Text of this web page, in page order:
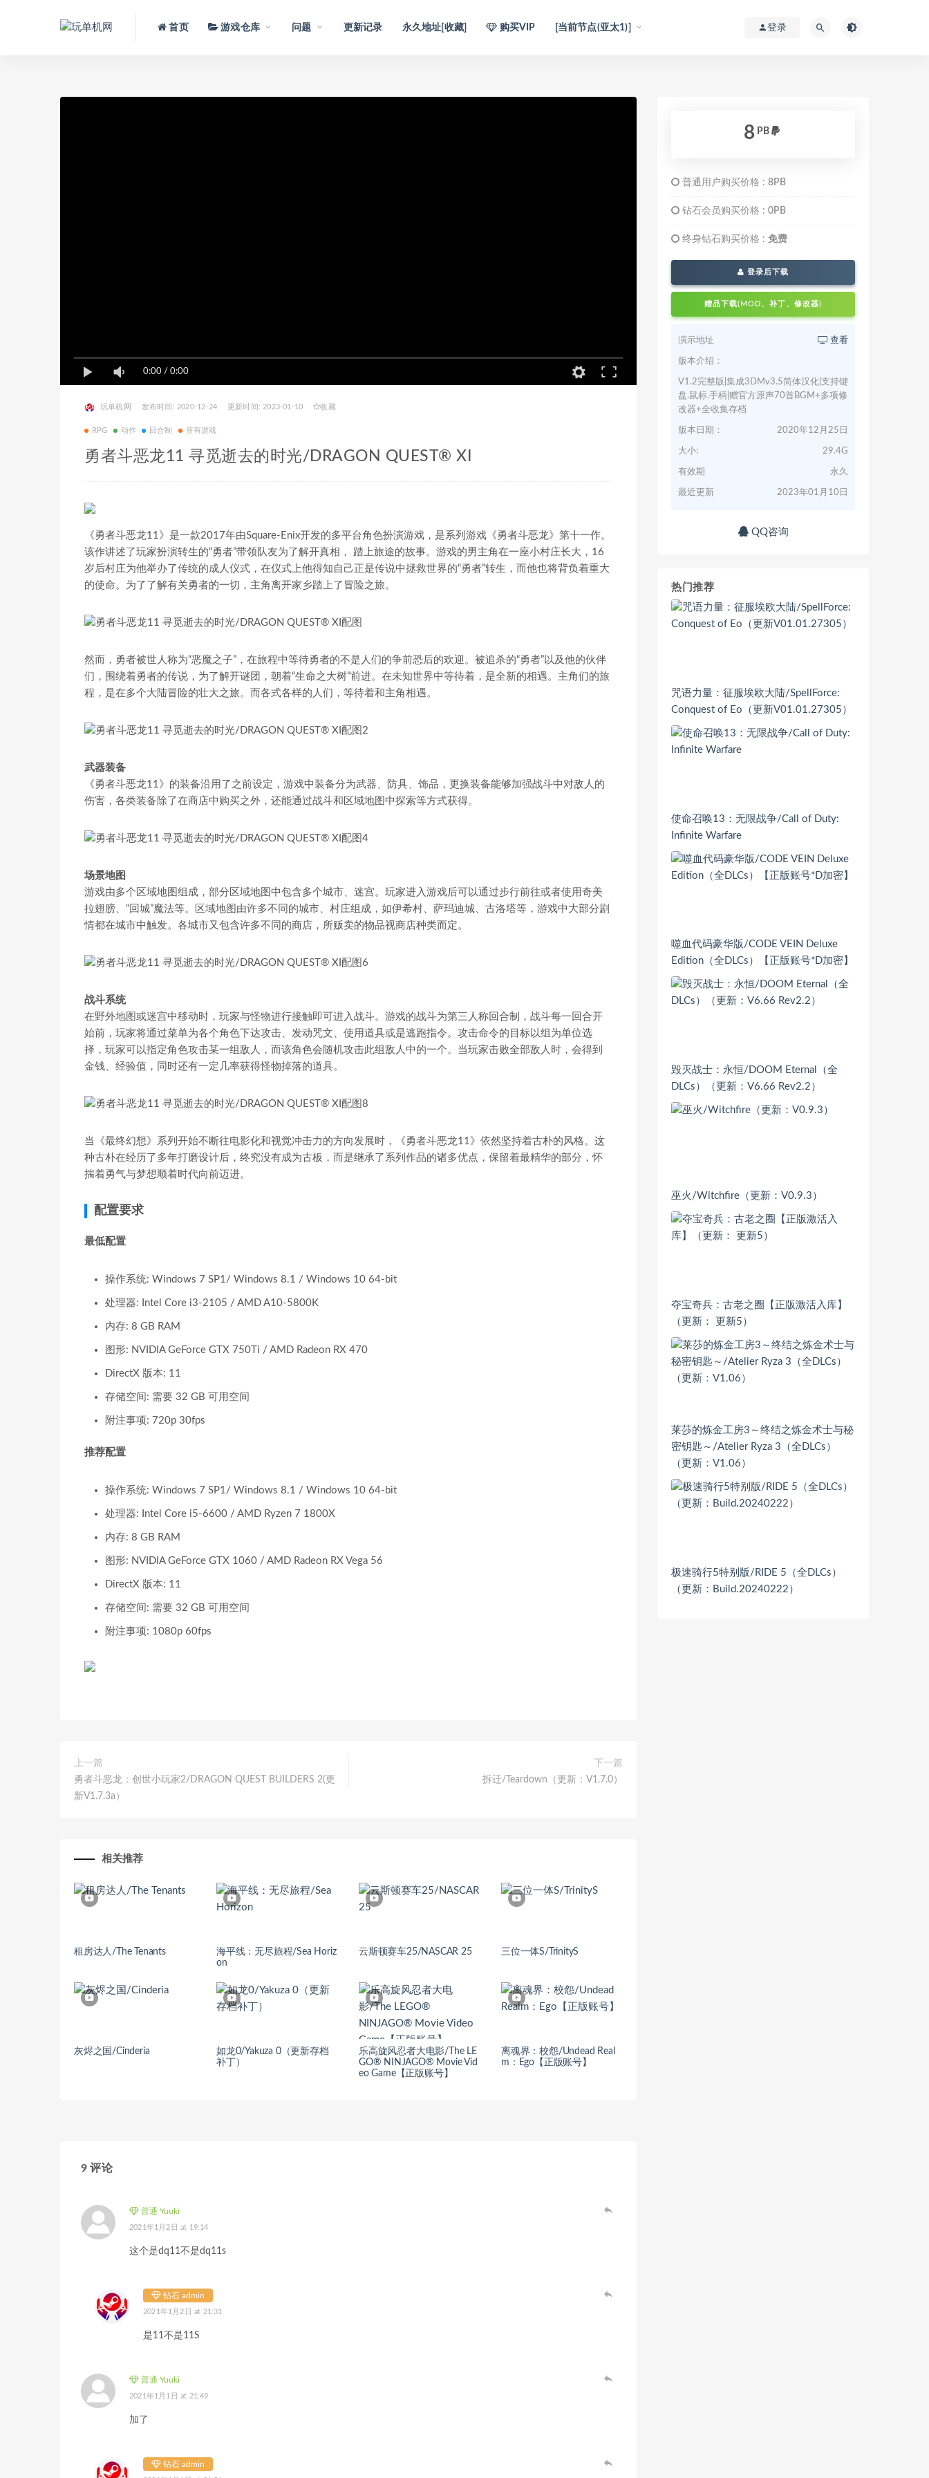
首页 游戏仓库 问题 更新记录 永久地址[收藏] 购买VIP [当前节点(亚太1)] 登录
0:00 / 0:00
玩单机网 发布时间: 2020-12-24 更新时间: 2023-01-10 收藏
RPG 动作 回合制 所有游戏
勇者斗恶龙11 寻觅逝去的时光/DRAGON QUEST® XI
《勇者斗恶龙11》是一款2017年由Square-Enix开发的多平台角色扮演游戏，是系列游戏《勇者斗恶龙》第十一作。
该作讲述了玩家扮演转生的“勇者”带领队友为了解开真相， 踏上旅途的故事。游戏的男主角在一座小村庄长大，16
岁后村庄为他举办了传统的成人仪式，在仪式上他得知自己正是传说中拯救世界的“勇者”转生，而他也将背负着重大
的使命。为了了解有关勇者的一切，主角离开家乡踏上了冒险之旅。
然而，勇者被世人称为“恶魔之子”，在旅程中等待勇者的不是人们的争前恐后的欢迎。被追杀的“勇者”以及他的伙伴
们，围绕着勇者的传说，为了解开谜团，朝着“生命之大树”前进。在未知世界中等待着，是全新的相遇。主角们的旅
程，是在多个大陆冒险的壮大之旅。而各式各样的人们，等待着和主角相遇。
武器装备
《勇者斗恶龙11》的装备沿用了之前设定，游戏中装备分为武器、防具、饰品，更换装备能够加强战斗中对敌人的
伤害，各类装备除了在商店中购买之外，还能通过战斗和区域地图中探索等方式获得。
场景地图
游戏由多个区域地图组成，部分区域地图中包含多个城市、迷宫。玩家进入游戏后可以通过步行前往或者使用奇美
拉翅膀、“回城”魔法等。区域地图由许多不同的城市、村庄组成，如伊希村、萨玛迪城、古洛塔等，游戏中大部分剧
情都在城市中触发。各城市又包含许多不同的商店，所贩卖的物品视商店种类而定。
战斗系统
在野外地图或迷宫中移动时，玩家与怪物进行接触即可进入战斗。游戏的战斗为第三人称回合制，战斗每一回合开
始前，玩家将通过菜单为各个角色下达攻击、发动咒文、使用道具或是逃跑指令。攻击命令的目标以组为单位选
择，玩家可以指定角色攻击某一组敌人，而该角色会随机攻击此组敌人中的一个。当玩家击败全部敌人时，会得到
金钱、经验值，同时还有一定几率获得怪物掉落的道具。
当《最终幻想》系列开始不断往电影化和视觉冲击力的方向发展时，《勇者斗恶龙11》依然坚持着古朴的风格。这
种古朴在经历了多年打磨设计后，终究没有成为古板，而是继承了系列作品的诸多优点，保留着最精华的部分，怀
揣着勇气与梦想顺着时代向前迈进。
配置要求
最低配置
操作系统: Windows 7 SP1/ Windows 8.1 / Windows 10 64-bit
处理器: Intel Core i3-2105 / AMD A10-5800K
内存: 8 GB RAM
图形: NVIDIA GeForce GTX 750Ti / AMD Radeon RX 470
DirectX 版本: 11
存储空间: 需要 32 GB 可用空间
附注事项: 720p 30fps
推荐配置
操作系统: Windows 7 SP1/ Windows 8.1 / Windows 10 64-bit
处理器: Intel Core i5-6600 / AMD Ryzen 7 1800X
内存: 8 GB RAM
图形: NVIDIA GeForce GTX 1060 / AMD Radeon RX Vega 56
DirectX 版本: 11
存储空间: 需要 32 GB 可用空间
附注事项: 1080p 60fps
上一篇
勇者斗恶龙：创世小玩家2/DRAGON QUEST BUILDERS 2(更
新V1.7.3a）
下一篇
拆迁/Teardown（更新：V1.7.0）
相关推荐
租房达人/The Tenants
海平线：无尽旅程/Sea Horiz
on
云斯顿赛车25/NASCAR 25 三位一体S/TrinityS
灰烬之国/Cinderia
如龙0/Yakuza 0（更新存档
补丁）
乐高旋风忍者大电影/The LE
GO® NINJAGO® Movie Vid
eo Game【正版账号】
离魂界：校怨/Undead Real
m：Ego【正版账号】
9 评论
普通 Yuuki
2021年1月2日 at 19:14
这个是dq11不是dq11s
钻石 admin
2021年1月2日 at 21:31
是11不是11S
普通 Yuuki
2021年1月1日 at 21:49
加了
钻石 admin
8 PB
普通用户购买价格 : 8PB
钻石会员购买价格 : 0PB
终身钻石购买价格 : 免费
登录后下载
赠品下载(MOD、补丁、修改器)
演示地址 查看
版本介绍：
V1.2完整版|集成3DMv3.5简体汉化|支持键
盘.鼠标.手柄|赠官方原声70首BGM+多项修
改器+全收集存档
版本日期： 2020年12月25日
大小: 29.4G
有效期 永久
最近更新 2023年01月10日
QQ咨询
热门推荐
咒语力量：征服埃欧大陆/SpellForce:
Conquest of Eo（更新V01.01.27305）
使命召唤13：无限战争/Call of Duty:
Infinite Warfare
噬血代码豪华版/CODE VEIN Deluxe
Edition（全DLCs）【正版账号*D加密】
毁灭战士：永恒/DOOM Eternal（全
DLCs）（更新：V6.66 Rev2.2）
巫火/Witchfire（更新：V0.9.3）
夺宝奇兵：古老之圈【正版激活入库】
（更新： 更新5）
莱莎的炼金工房3～终结之炼金术士与秘
密钥匙～/Atelier Ryza 3（全DLCs）
（更新：V1.06）
极速骑行5特别版/RIDE 5（全DLCs）
（更新：Build.20240222）